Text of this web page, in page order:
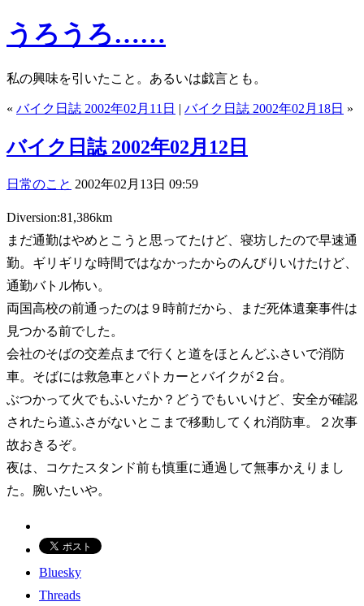
うろうろ……
私の興味を引いたこと。あるいは戯言とも。
« バイク日誌 2002年02月11日 | バイク日誌 2002年02月18日 »
バイク日誌 2002年02月12日
日常のこと 2002年02月13日 09:59
Diversion:81,386km
まだ通勤はやめとこうと思ってたけど、寝坊したので早速通
勤。ギリギリな時間ではなかったからのんびりいけたけど、
通勤バトル怖い。
両国高校の前通ったのは９時前だから、まだ死体遺棄事件は
見つかる前でした。
会社のそばの交差点まで行くと道をほとんどふさいで消防
車。そばには救急車とパトカーとバイクが２台。
ぶつかって火でもふいたか？どうでもいいけど、安全が確認
されたら道ふさがないとこまで移動してくれ消防車。２次事
故おきるぞ。
夜は、コケたスタンド前も慎重に通過して無事かえりまし
た。腕いたいや。
Bluesky
Threads